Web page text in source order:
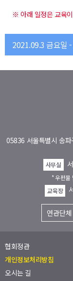
※ 아래 일정은 교육
2021.09.3 금요일
05836 서울특별시 송
사무실
* 우편물
교육장
협회정관
개인정보처리방침
오시는 길